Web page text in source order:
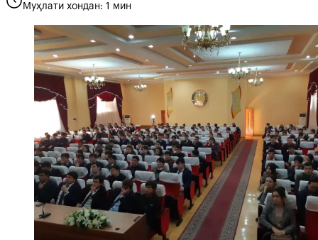
Муҳлати хондан: 1 мин